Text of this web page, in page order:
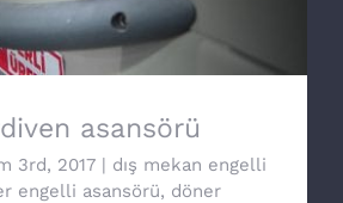
asansörü
3rd, 2017 | dış mekan engelli
engelli asansörü, döner